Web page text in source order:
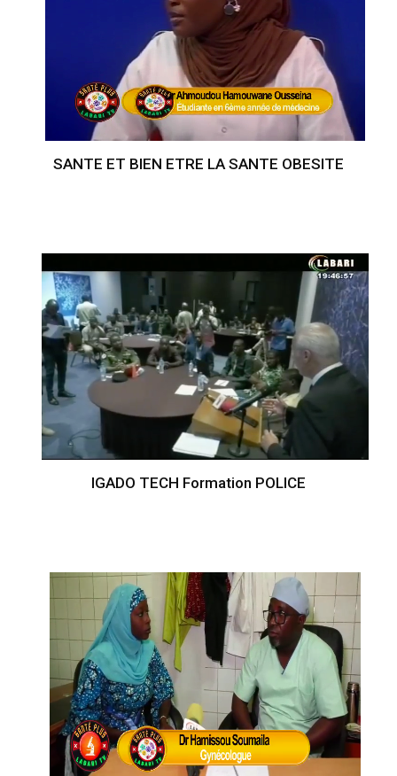
SANTE ET BIEN ETRE LA SANTE OBESITE
IGADO TECH Formation POLICE